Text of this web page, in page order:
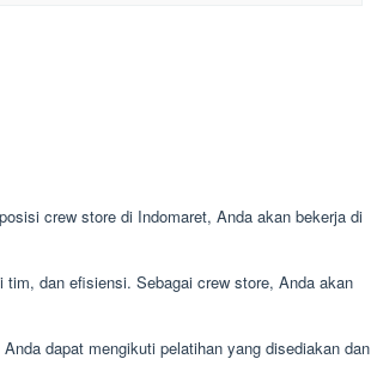
crew store di Indomaret, Anda akan bekerja di
dan efisiensi. Sebagai crew store, Anda akan
dapat mengikuti pelatihan yang disediakan dan